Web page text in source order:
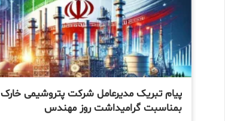
پیام تبریک مدیرعامل شرکت پتروشیمی خارک
بمناسبت گرامیداشت روز مهندس